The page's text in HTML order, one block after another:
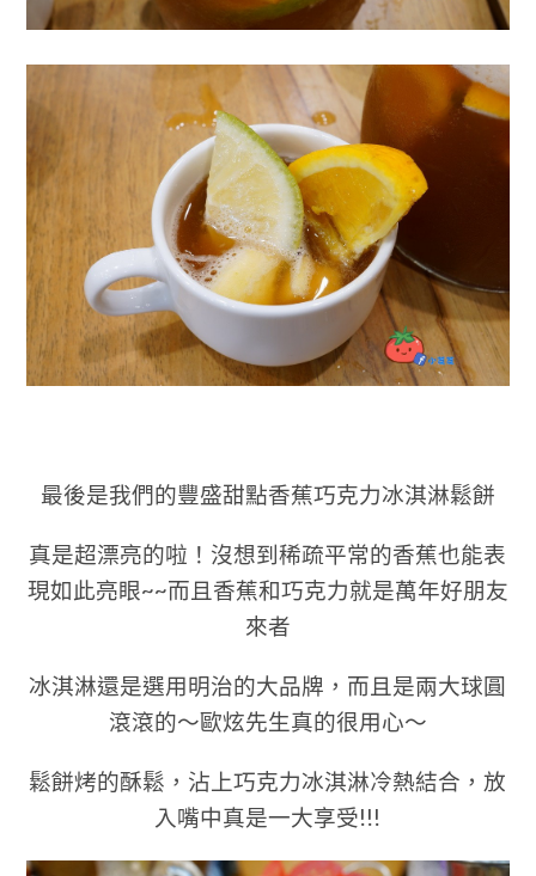
最後是我們的豐盛甜點香蕉巧克力冰淇淋鬆餅
真是超漂亮的啦！沒想到稀疏平常的香蕉也能表
現如此亮眼~~而且香蕉和巧克力就是萬年好朋友
來者
冰淇淋還是選用明治的大品牌，而且是兩大球圓
滾滾的～歐炫先生真的很用心～
鬆餅烤的酥鬆，沾上巧克力冰淇淋冷熱結合，放
入嘴中真是一大享受!!!